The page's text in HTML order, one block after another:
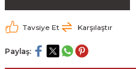
Tavsiye Et Karşılaştır
Paylaş: